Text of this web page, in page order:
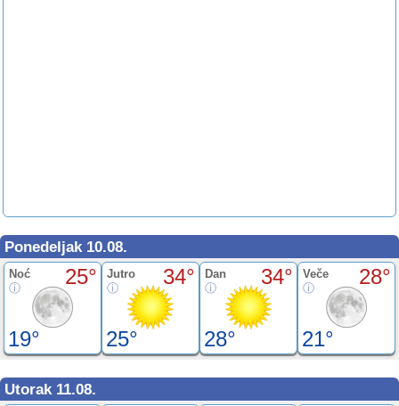
Ponedeljak 10.08.
Noć 25°
19°
Jutro 34°
25°
Dan 34°
28°
Veče 28°
21°
Utorak 11.08.